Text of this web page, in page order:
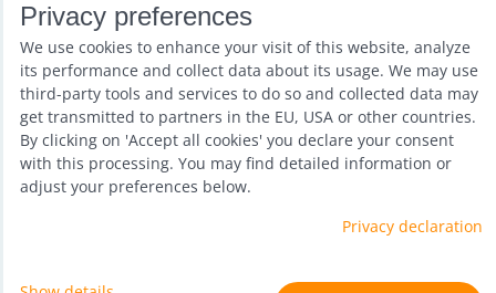
Půjčovna
Promotéři
Kurzy a setkání
Velkoobchod
Nabídka práce
Privacy preferences
We use cookies to enhance your visit of this website, analyze
its performance and collect data about its usage. We may use
third-party tools and services to do so and collected data may
get transmitted to partners in the EU, USA or other countries.
By clicking on 'Accept all cookies' you declare your consent
with this processing. You may find detailed information or
adjust your preferences below.
Privacy declaration